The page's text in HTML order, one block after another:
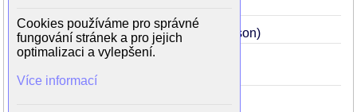
Velký Gatsby2013 43 (George Wilson)
Země bez zákona2012
(Howard Bondurant)
Cookies používáme pro správné
fungování stránek a pro jejich
optimalizaci a vylepšení.
Více informací